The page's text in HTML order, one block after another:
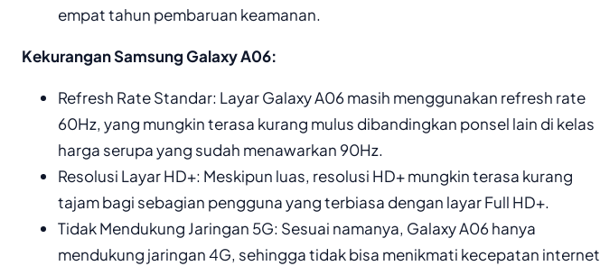
empat tahun pembaruan keamanan.
Kekurangan Samsung Galaxy A06:
Refresh Rate Standar: Layar Galaxy A06 masih menggunakan refresh rate
60Hz, yang mungkin terasa kurang mulus dibandingkan ponsel lain di kelas
harga serupa yang sudah menawarkan 90Hz.
Resolusi Layar HD+: Meskipun luas, resolusi HD+ mungkin terasa kurang
tajam bagi sebagian pengguna yang terbiasa dengan layar Full HD+.
Tidak Mendukung Jaringan 5G: Sesuai namanya, Galaxy A06 hanya
mendukung jaringan 4G, sehingga tidak bisa menikmati kecepatan internet